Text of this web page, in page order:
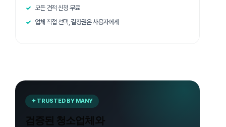
모든 견적 신청 무료
업체 직접 선택, 결정권은 사용자에게
✦ TRUSTED BY MANY
검증된 청소업체와